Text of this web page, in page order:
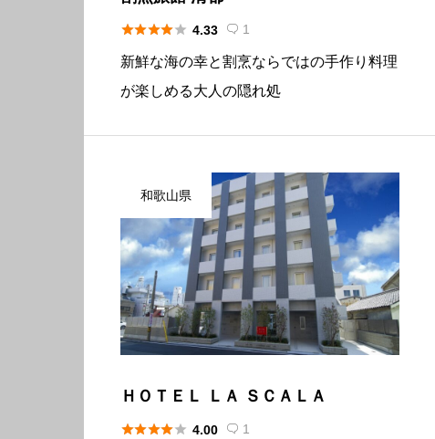
 4.33  1
新鮮な海の幸と割烹ならではの手作り料理
が楽しめる大人の隠れ処
和歌山県
ＨＯＴＥＬ ＬＡ ＳＣＡＬＡ
 4.00  1